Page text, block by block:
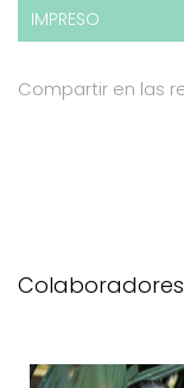
IMPRESO
Compartir en las
Colaboradores